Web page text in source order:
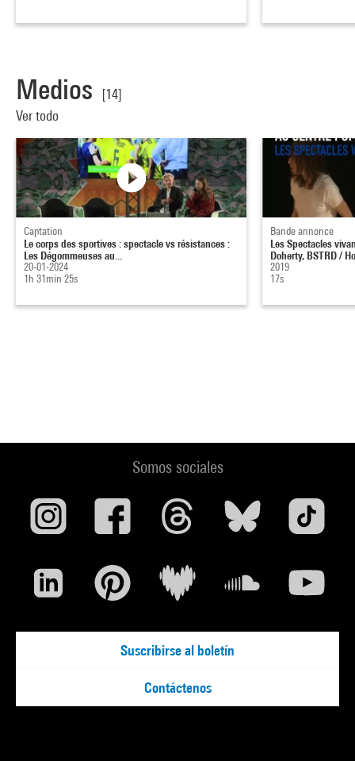
Medios
[14]
Ver todo
Captation
Le corps des sportives : spectacle vs résistances :
Les Dégommeuses au...
20-01-2024
1h 31min 25s
Bande annonce
Les Spectacles
Doherty, BSTRD /
2019
17s
Somos sociales
Suscribirse al boletín
Contáctenos